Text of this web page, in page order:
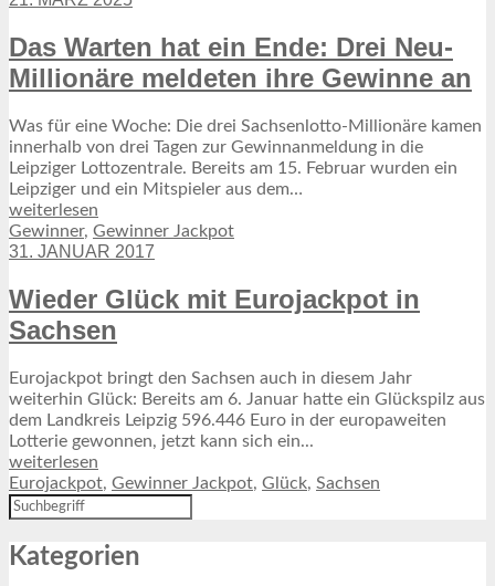
Das Warten hat ein Ende: Drei Neu-
Millionäre meldeten ihre Gewinne an
Was für eine Woche: Die drei Sachsenlotto-Millionäre kamen
innerhalb von drei Tagen zur Gewinnanmeldung in die
Leipziger Lottozentrale. Bereits am 15. Februar wurden ein
Leipziger und ein Mitspieler aus dem…
weiterlesen
Gewinner, Gewinner Jackpot
31. JANUAR 2017
Wieder Glück mit Eurojackpot in
Sachsen
Eurojackpot bringt den Sachsen auch in diesem Jahr
weiterhin Glück: Bereits am 6. Januar hatte ein Glückspilz aus
dem Landkreis Leipzig 596.446 Euro in der europaweiten
Lotterie gewonnen, jetzt kann sich ein...
weiterlesen
Eurojackpot, Gewinner Jackpot, Glück, Sachsen
Kategorien